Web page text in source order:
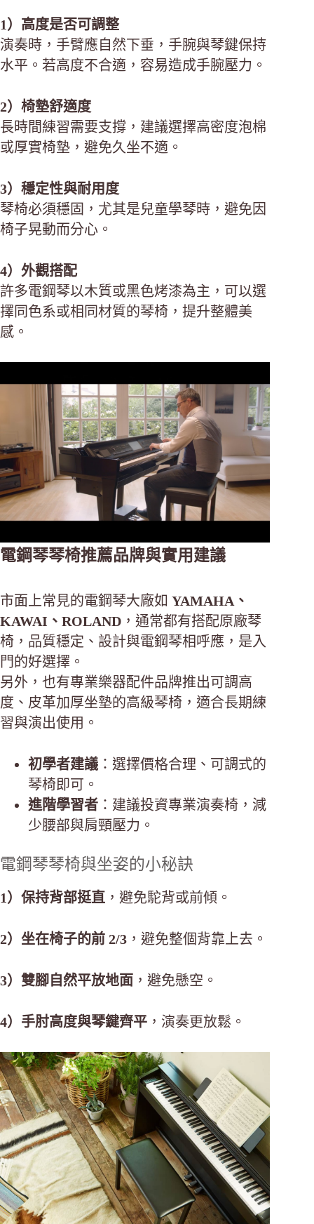
1）高度是否可調整
演奏時，手臂應自然下垂，手腕與琴鍵保持
水平。若高度不合適，容易造成手腕壓力。
2）椅墊舒適度
長時間練習需要支撐，建議選擇高密度泡棉
或厚實椅墊，避免久坐不適。
3）穩定性與耐用度
琴椅必須穩固，尤其是兒童學琴時，避免因
椅子晃動而分心。
4）外觀搭配
許多電鋼琴以木質或黑色烤漆為主，可以選
擇同色系或相同材質的琴椅，提升整體美
感。
電鋼琴琴椅推薦品牌與實用建議
市面上常見的電鋼琴大廠如 YAMAHA、
KAWAI、ROLAND ，通常都有搭配原廠琴
椅，品質穩定、設計與電鋼琴相呼應，是入
門的好選擇。
另外，也有專業樂器配件品牌推出可調高
度、皮革加厚坐墊的高級琴椅，適合長期練
習與演出使用。
初學者建議 ：選擇價格合理、可調式的
琴椅即可。
進階學習者 ：建議投資專業演奏椅，減
少腰部與肩頸壓力。
電鋼琴琴椅與坐姿的小秘訣
1）保持背部挺直 ，避免駝背或前傾。
2）坐在椅子的前 2/3 ，避免整個背靠上去。
3）雙腳自然平放地面 ，避免懸空。
4）手肘高度與琴鍵齊平 ，演奏更放鬆。